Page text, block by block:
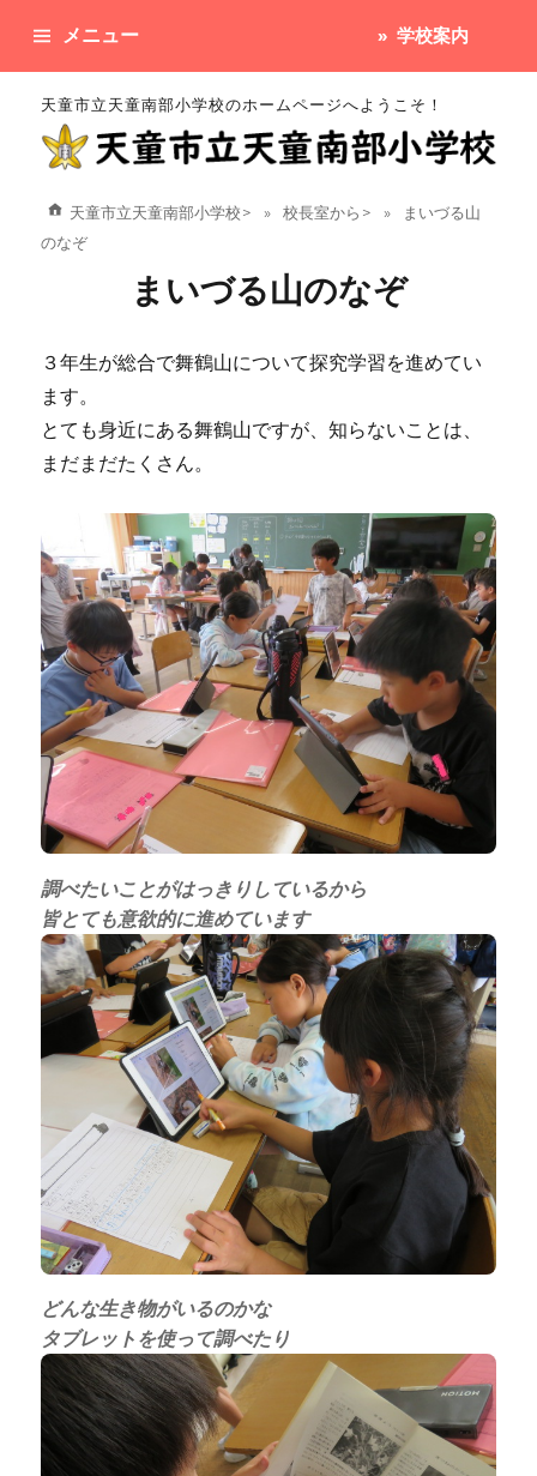
天童市立天童南部小学校のホームページへようこそ！
メニュー 学校案内
天童市立天童南部小学校 > 校長室から >
まいづる山
のなぞ
まいづる山のなぞ
３年生が総合で舞鶴山について探究学習を進めてい
ます。
とても身近にある舞鶴山ですが、知らないことは、
まだまだたくさん。
調べたいことがはっきりしているから
皆とても意欲的に進めています
どんな生き物がいるのかな
タブレットを使って調べたり